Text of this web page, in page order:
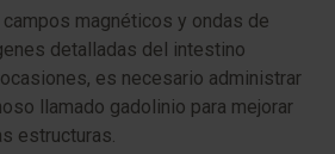
magnéticos y ondas de
detalladas del intestino
es necesario administrar
llamado gadolinio para mejorar
estructuras.